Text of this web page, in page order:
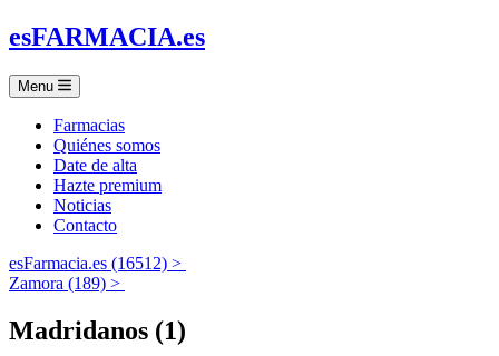
esFARMACIA.es
Menu
Farmacias
Quiénes somos
Date de alta
Hazte premium
Noticias
Contacto
esFarmacia.es (16512) >
Zamora (189) >
Madridanos (1)